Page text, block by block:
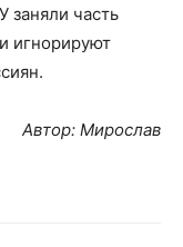
заняли часть
игнорируют
Автор: Мирослав